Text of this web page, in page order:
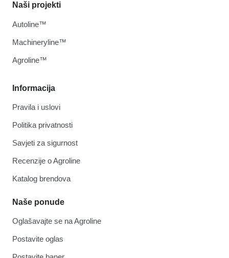
Informacija
Pravila i uslovi
Politika privatnosti
Savjeti za sigurnost
Recenzije o Agroline
Katalog brendova
Naše ponude
Oglašavajte se na Agroline
Postavite oglas
Naši projekti
Autoline™
Machineryline™
Agroline™